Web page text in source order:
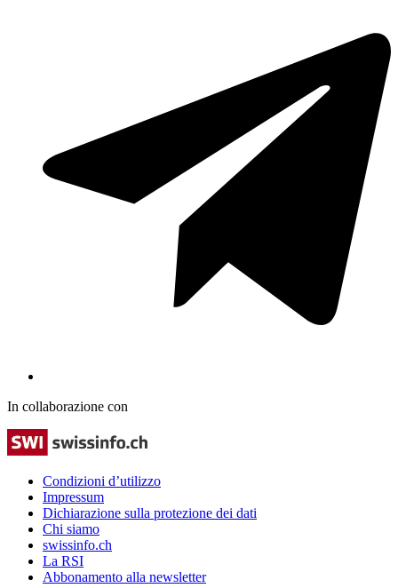
In collaborazione con
Condizioni d’utilizzo
Impressum
Dichiarazione sulla protezione dei dati
Chi siamo
swissinfo.ch
La RSI
Abbonamento alla newsletter